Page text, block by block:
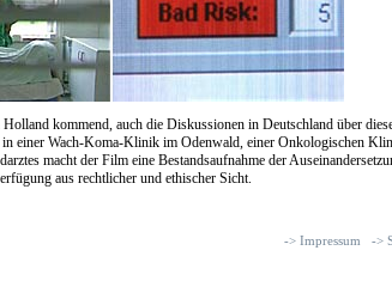
kommend, auch die Diskussionen in Deutschland über
in einer Wach-Koma-Klinik im Odenwald, einer Onkologischen
macht der Film eine Bestandsaufnahme der
aus rechtlicher und ethischer Sicht.
-> Impressum ->